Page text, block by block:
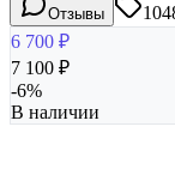
Отзывы
6 700 ₽
7 100 ₽
-6%
В наличии